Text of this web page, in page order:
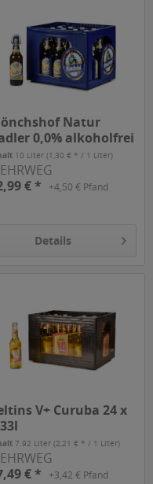
Natur
0,0% alkoholfrei
x 0,5l
10 Liter(1,30 € * / 1 Liter)
€ *
+4,50 € Pfand
Details
V+ Curuba 24 x
7.92 Liter(2,21 € * / 1 Liter)
€ *
+3,42 € Pfand